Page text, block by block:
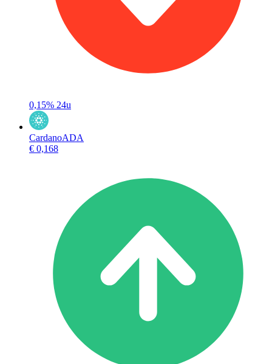
0,15% 24u
CardanoADA
€ 0,168